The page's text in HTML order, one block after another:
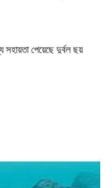
সহায়তা পেয়েছে দুর্বল ছয়